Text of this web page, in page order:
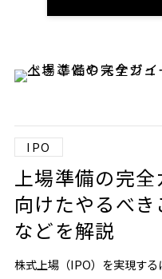
IPO
上場準備の完
向けたやるべ
などを解説
株式上場（IPO）を実現す